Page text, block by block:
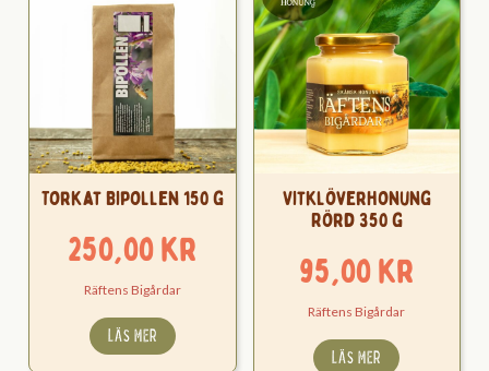
Torkat Bipollen 150 g
250,00kr
Räftens Bigårdar
LÄS MER
Vitklöverhonung
Rörd 350 g
95,00kr
Räftens Bigårdar
LÄS MER